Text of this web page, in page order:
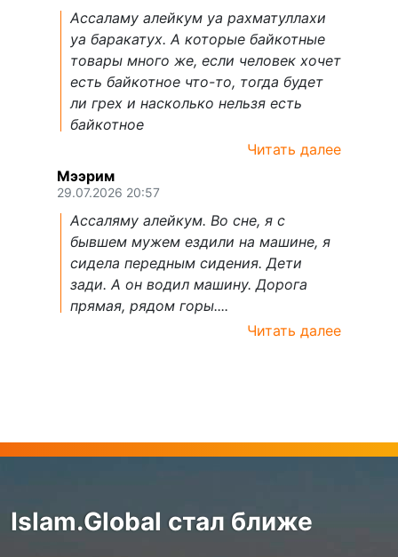
Ассаламу алейкум уа рахматуллахи
уа баракатух. А которые байкотные
товары много же, если человек хочет
есть байкотное что-то, тогда будет
ли грех и насколько нельзя есть
байкотное
Читать далее
Мээрим
29.07.2026 20:57
Ассаляму алейкум. Во сне, я с
бывшем мужем ездили на машине, я
сидела передным сидения. Дети
зади. А он водил машину. Дорога
прямая, рядом горы....
Читать далее
Islam.Global стал ближе